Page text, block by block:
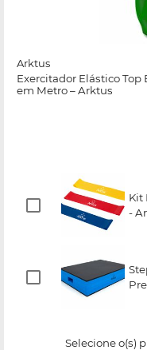
Arktus
Exercitador Elástico Top
em Metro – Arktus
Kit
-
Selecione o(s)